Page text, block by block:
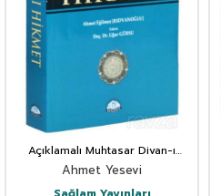
Açıklamalı Muhtasar Divan-ı
Hikmet
Ahmet Yesevi